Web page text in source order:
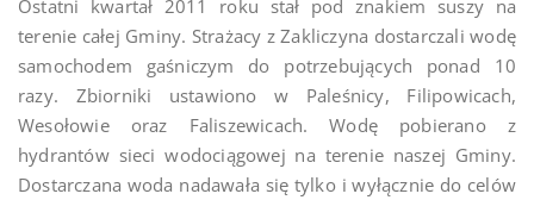
Ostatni kwartał 2011 roku stał pod znakiem suszy na
terenie całej Gminy. Strażacy z Zakliczyna dostarczali wodę
samochodem gaśniczym do potrzebujących ponad 10
razy. Zbiorniki ustawiono w Paleśnicy, Filipowicach,
Wesołowie oraz Faliszewicach. Wodę pobierano z
hydrantów sieci wodociągowej na terenie naszej Gminy.
Dostarczana woda nadawała się tylko i wyłącznie do celów